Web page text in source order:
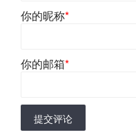
你的昵称*
你的邮箱*
提交评论